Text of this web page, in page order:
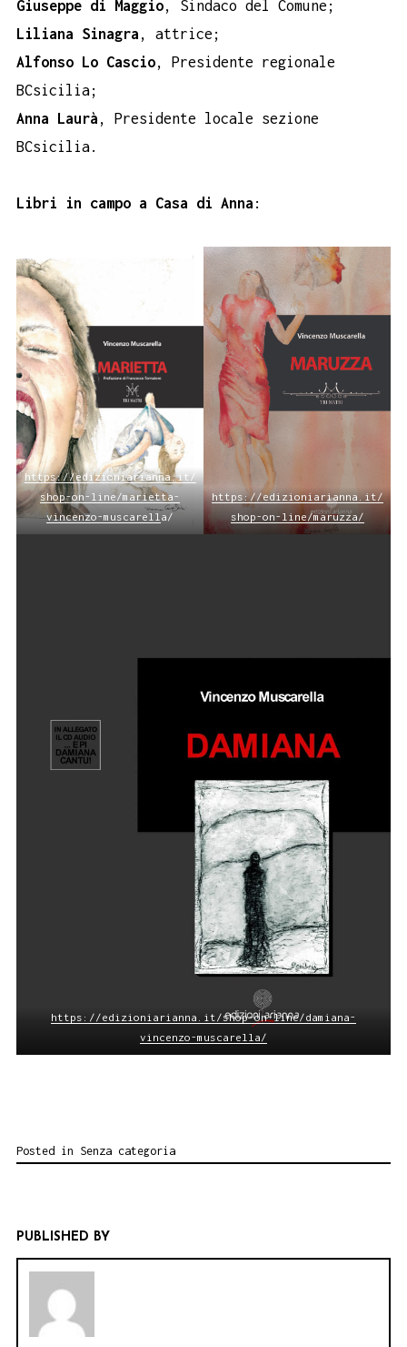
Giuseppe di Maggio, Sindaco del Comune;
Liliana Sinagra , attrice;
Alfonso Lo Cascio, Presidente regionale
BCsicilia;
Anna Laurà , Presidente locale sezione
BCsicilia.
Libri in campo a Casa di Anna :
https://edizioniarianna.it/
shop-on-line/marietta-
vincenzo-muscarell a/
https://edizioniarianna.it/
shop-on-line/maruzza/
https://edizioniarianna.it/shop-on-line/damiana-
vincenzo-muscarella/
Posted in Senza categoria
PUBLISHED BY